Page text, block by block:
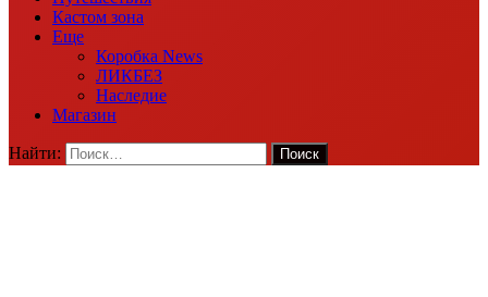
Кастом зона
Еще
Коробка News
ЛИКБЕЗ
Наследие
Магазин
Найти: